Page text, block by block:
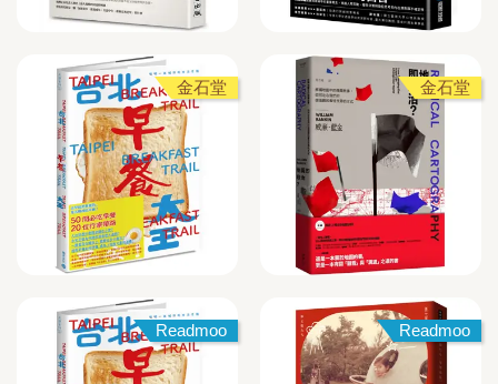
金石堂 金石堂
Readmoo Readmoo